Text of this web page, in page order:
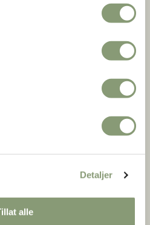
Detaljer
alle
of chairs.
and simple a students living
80s.The reconstruction of the